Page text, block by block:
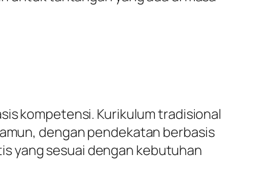
kompetensi. Kurikulum tradisional
dengan pendekatan berbasis
yang sesuai dengan kebutuhan